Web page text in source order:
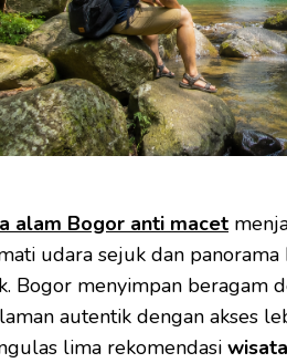
alam Bogor anti macet
udara sejuk dan
Bogor menyimpan beragam
autentik dengan akses
lima rekomendasi